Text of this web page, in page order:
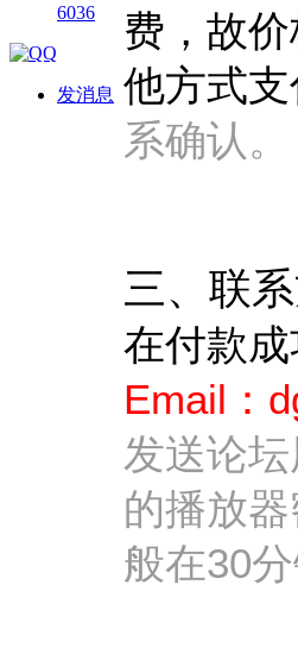
6036
发消息
费，故
他方式
系确认。
三、联系
在付款
Email：
发送论
的播放
般在30分